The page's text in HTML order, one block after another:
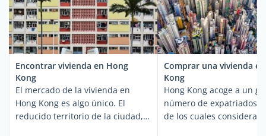
Encontrar vivienda en Hong
Kong
El mercado de la vivienda en
Hong Kong es algo único. El
reducido territorio de la ciudad,
Comprar una vivienda
Kong
Hong Kong acoge a un
número de expatriados,
de los cuales consideran